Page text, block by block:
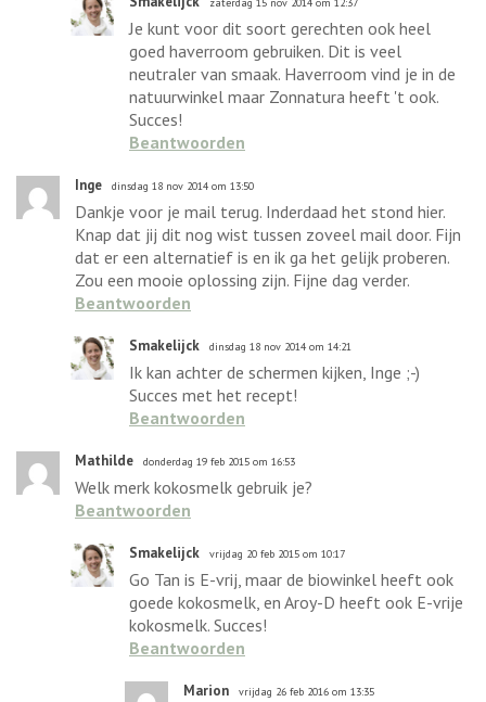
Je kunt voor dit soort gerechten ook heel
goed haverroom gebruiken. Dit is veel
neutraler van smaak. Haverroom vind je in de
natuurwinkel maar Zonnatura heeft 't ook.
Succes!
Beantwoorden
Inge dinsdag 18 nov 2014 om 13:50
Dankje voor je mail terug. Inderdaad het stond hier.
Knap dat jij dit nog wist tussen zoveel mail door. Fijn
dat er een alternatief is en ik ga het gelijk proberen.
Zou een mooie oplossing zijn. Fijne dag verder.
Beantwoorden
Smakelijck dinsdag 18 nov 2014 om 14:21
Ik kan achter de schermen kijken, Inge ;-)
Succes met het recept!
Beantwoorden
Mathilde donderdag 19 feb 2015 om 16:53
Welk merk kokosmelk gebruik je?
Beantwoorden
Smakelijck vrijdag 20 feb 2015 om 10:17
Go Tan is E-vrij, maar de biowinkel heeft ook
goede kokosmelk, en Aroy-D heeft ook E-vrije
kokosmelk. Succes!
Beantwoorden
Marion vrijdag 26 feb 2016 om 13:35